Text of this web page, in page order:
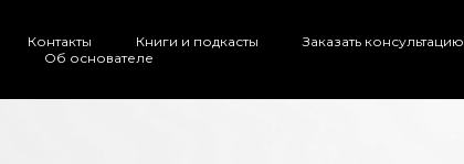
Контакты Книги и подкасты
Заказать консультацию
Об основателе